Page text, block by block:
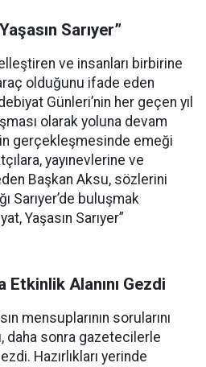
Sarıyer”
ve insanları birbirine
olduğunu ifade eden
Günleri’nin her geçen yıl
olarak yoluna devam
gerçekleşmesinde emeği
yayınevlerine ve
Başkan Aksu, sözlerini
Sarıyer’de buluşmak
Yaşasın Sarıyer”
Etkinlik Alanını Gezdi
mensuplarının sorularını
daha sonra gazetecilerle
Hazırlıkları yerinde